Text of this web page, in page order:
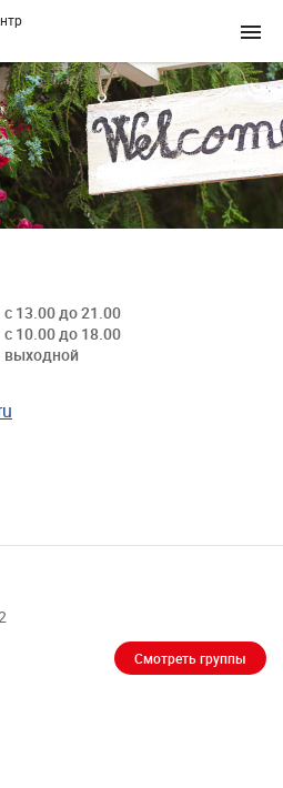
с 13.00 до 21.00
с 10.00 до 18.00
выходной
Смотреть группы